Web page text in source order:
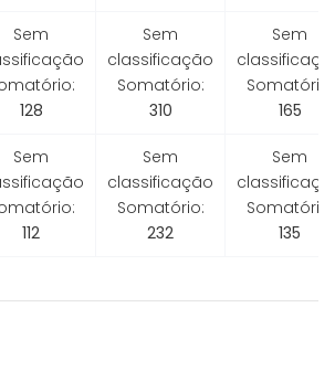
Sem
128
Sem
classificação
Somatório:
310
Sem
Somatório:
165
Sem
112
Sem
classificação
Somatório:
232
Sem
Somatório:
135